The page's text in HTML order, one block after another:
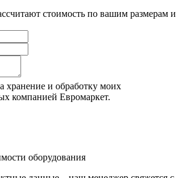
стоимость по вашим размерам и
хранение и обработку моих
компанией Евромаркет.
оборудования